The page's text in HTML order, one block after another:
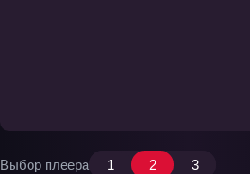
Выбор плеера 1 2 3